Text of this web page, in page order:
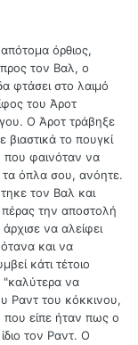
όρθιος,
τον Βαλ, ο
φτάσει στο λαιμό
του Άροτ
Ο Άροτ τράβηξε
βιαστικά το πουγκί
που φαινόταν να
όπλα σου, ανόητε.
τον Βαλ και
πέρας την αποστολή
να αλείφει
και να
κάτι τέτοιο
"καλύτερα να
Ραντ του κόκκινου,
είπε ήταν πως ο
τον Ραντ. Ο